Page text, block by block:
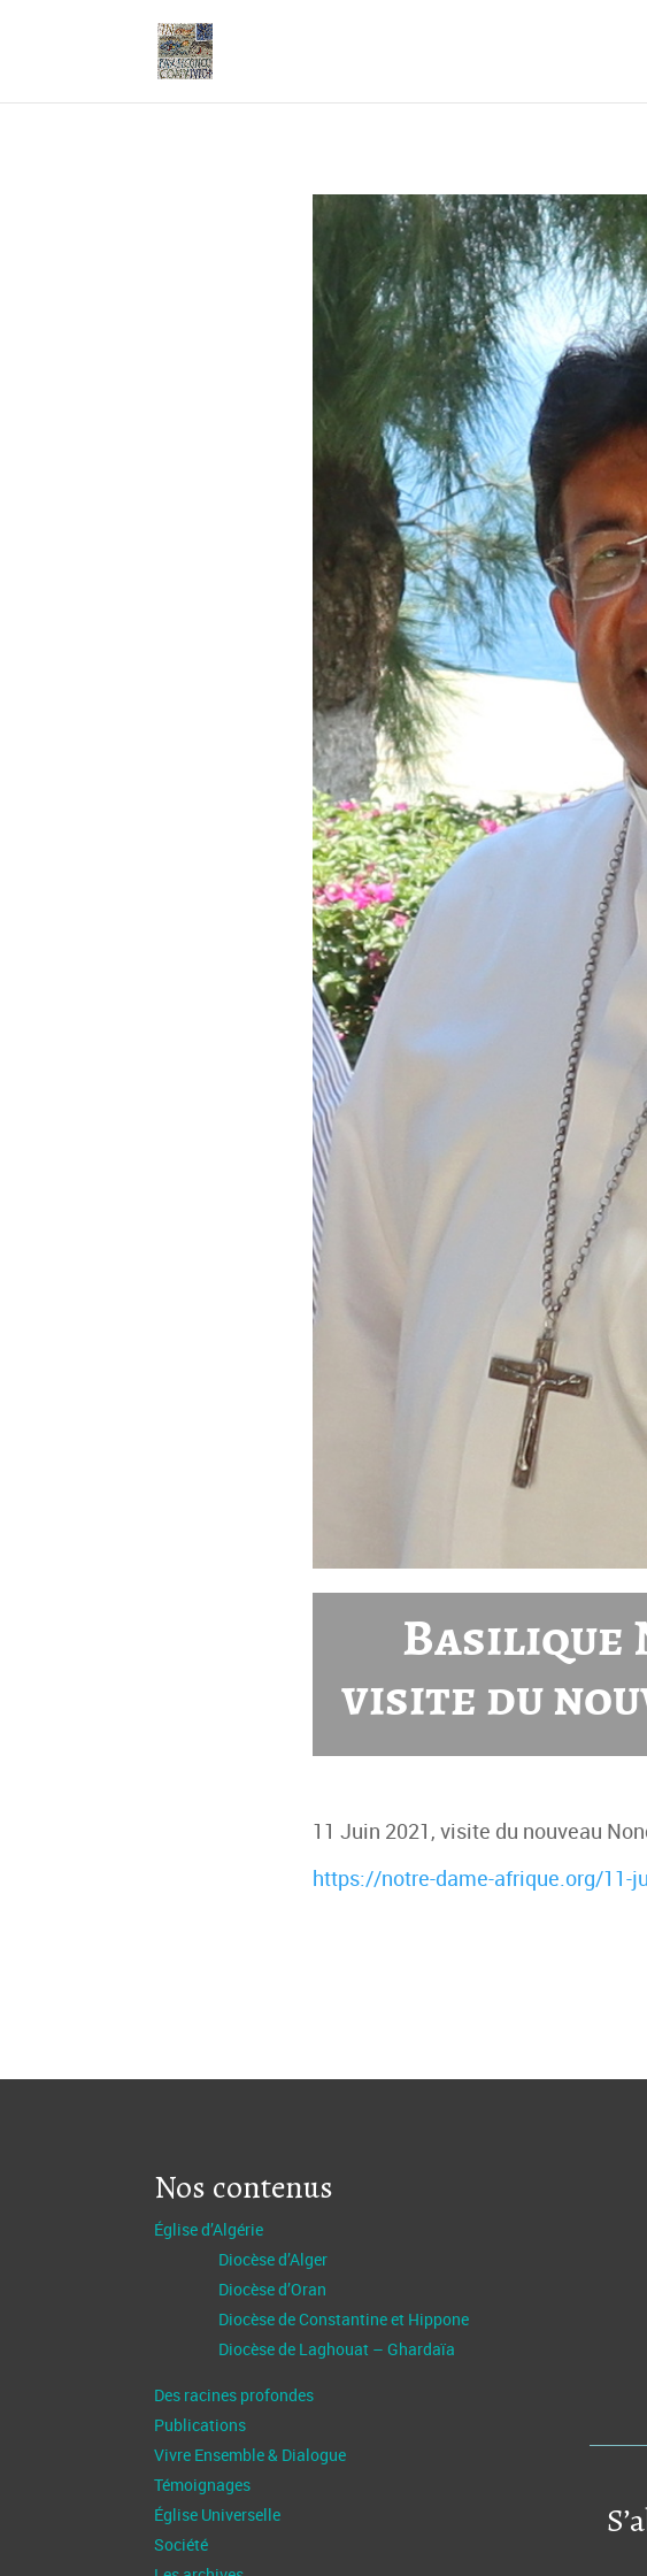
Basilique
visite du
11 Juin 2021, visite du nouveau
https://notre-dame-afrique.org/11-
Nos contenus
Église d’Algérie
Diocèse d’Alger
Diocèse d’Oran
Diocèse de Constantine et Hippone
Diocèse de Laghouat – Ghardaïa
Des racines profondes
Publications
Vivre Ensemble & Dialogue
Témoignages
Église Universelle
Société